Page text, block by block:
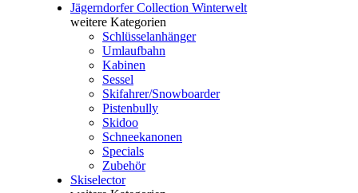
Jägerndorfer Collection Winterwelt
weitere Kategorien
Schlüsselanhänger
Umlaufbahn
Kabinen
Sessel
Skifahrer/Snowboarder
Pistenbully
Skidoo
Schneekanonen
Specials
Zubehör
Skiselector